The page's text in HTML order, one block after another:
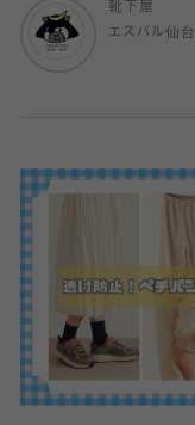
靴下屋
エスパル仙台